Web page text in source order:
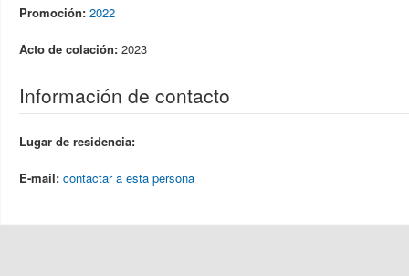
Promoción: 2022
Acto de colación: 2023
Información de contacto
Lugar de residencia: -
E-mail: contactar a esta persona